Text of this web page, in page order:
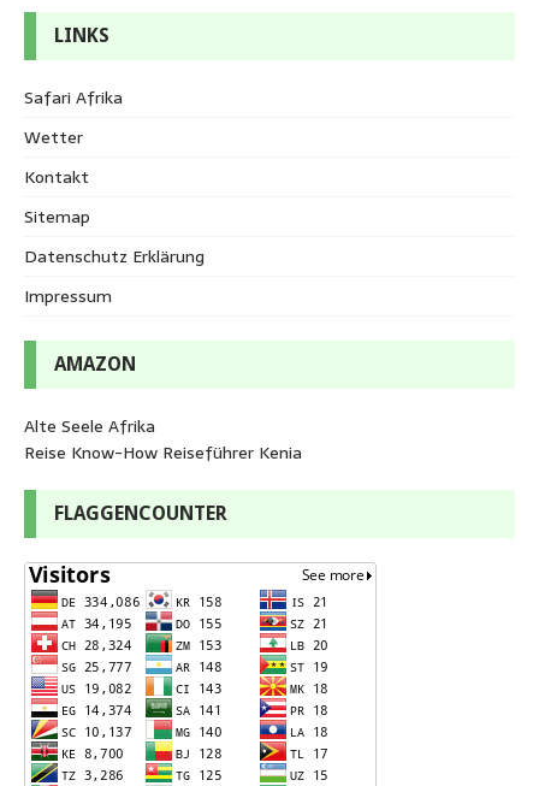
LINKS
Safari Afrika
Wetter
Kontakt
Sitemap
Datenschutz Erklärung
Impressum
AMAZON
Alte Seele Afrika
Reise Know-How Reiseführer Kenia
FLAGGENCOUNTER